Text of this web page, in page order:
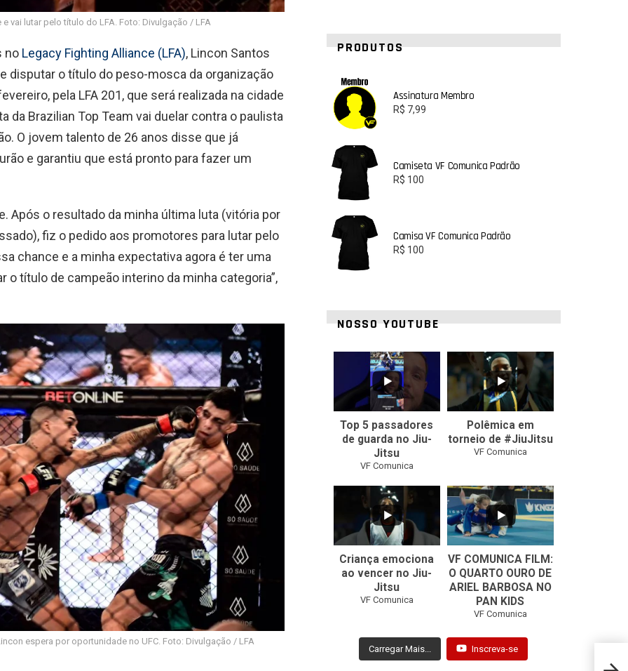
vai lutar pelo título do LFA. Foto: Divulgação / LFA
no Legacy Fighting Alliance (LFA), Lincon Santos
disputar o título do peso-mosca da organização
pela LFA 201, que será realizada na cidade
da Brazilian Top Team vai duelar contra o paulista
O jovem talento de 26 anos disse que já
e garantiu que está pronto para fazer um
Após o resultado da minha última luta (vitória por
fiz o pedido aos promotores para lutar pelo
chance e a minha expectativa agora é ter uma
título de campeão interino da minha categoria”,
espera por oportunidade no UFC. Foto: Divulgação / LFA
PRODUTOS
Assinatura Membro
R$ 7,99
Camiseta VF Comunica Padrão
R$ 100
Camisa VF Comunica Padrão
R$ 100
NOSSO YOUTUBE
0
Top 5 passadores
de guarda no Jiu-
Jitsu
VF Comunica
46 1
Polêmica em
torneio de #JiuJitsu
VF Comunica
0
Criança emociona
ao vencer no Jiu-
Jitsu
VF Comunica
...
0
VF COMUNICA FILM:
O QUARTO OURO DE
ARIEL BARBOSA NO
PAN KIDS
VF Comunica
Carregar Mais... Inscreva-se